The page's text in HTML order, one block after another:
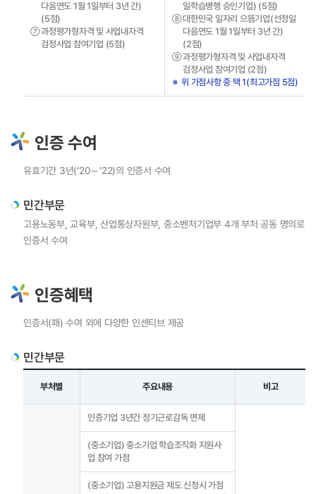
HRD4U
일학습병행
산업별 인적자원개발위원회
인적자원개발컨퍼런스
통합접수
다음연도 1월 1일부터 3년 간)
(5점)
⑦ 과정평가형자격 및 사업내자격
검정사업 참여기업 (5점)
일학습병행 승인기업) (5점)
⑧ 대한민국 일자리 으뜸기업(선정일
다음연도 1월 1일부터 3년 간)
(2점)
⑨ 과정평가형자격 및 사업내자격
검정사업 참여기업 (2점)
위 가점사항 중 택 1(최고가점 5점)
인증 수여
유효기간 3년(’20～’22)의 인증서 수여
민간부문
고용노동부, 교육부, 산업통상자원부, 중소벤처기업부 4개 부처 공동 명의로
인증서 수여
인증혜택
인증서(패) 수여 외에 다양한 인센티브 제공
민간부문
부처별 주요내용 비고
인증기업 3년간 정기근로감독 면제
(중소기업) 중소기업 학습조직화 지원사
업 참여 가점
(중소기업) 고용지원금 제도 신청시 가점